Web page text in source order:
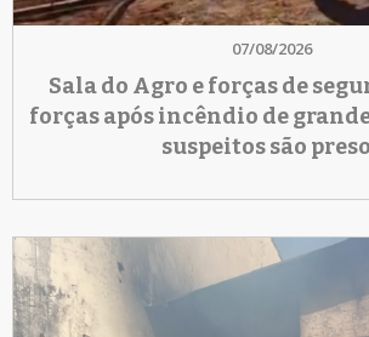
07/08/2026
Sala do Agro e forças de
forças após incêndio de
suspeitos são